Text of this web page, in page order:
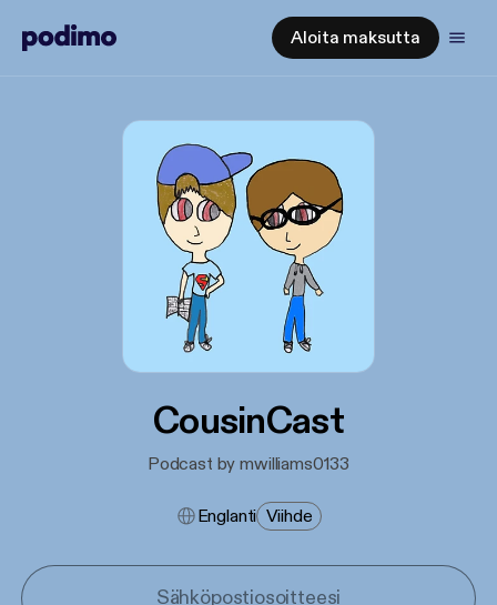
Aloita maksutta
CousinCast
Podcast by mwilliams0133
Englanti Viihde